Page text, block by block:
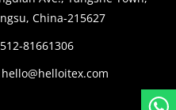
China-215627
81661306
hello@helloitex.com